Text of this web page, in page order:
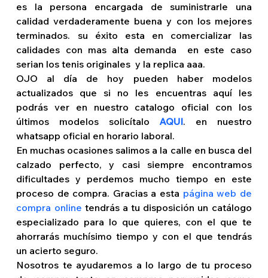
es la persona encargada de suministrarle una
calidad verdaderamente buena y con los mejores
terminados. su éxito esta en comercializar las
calidades con mas alta demanda  en este caso
serian los tenis originales  y la replica aaa.
OJO al día de hoy pueden haber modelos
actualizados que si no les encuentras aquí les
podrás ver en nuestro catalogo oficial con los
últimos modelos solicítalo AQUI. en nuestro
whatsapp oficial en horario laboral.
En muchas ocasiones salimos a la calle en busca del
calzado perfecto, y casi siempre encontramos
dificultades y perdemos mucho tiempo en este
proceso de compra. Gracias a esta página web de
compra online tendrás a tu disposición un catálogo
especializado para lo que quieres, con el que te
ahorrarás muchísimo tiempo y con el que tendrás
un acierto seguro.
Nosotros te ayudaremos a lo largo de tu proceso